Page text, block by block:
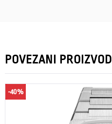
POVEZANI PROIZVODI
-40%